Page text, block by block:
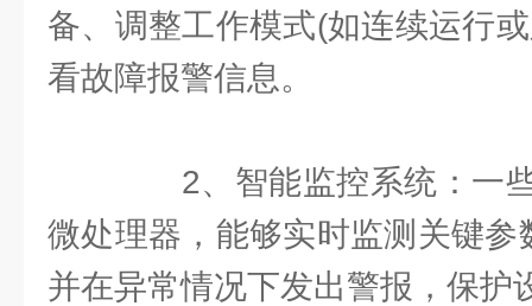
备、调整工作模式(如连续运行
看故障报警信息。
2、智能监控系统：一些
微处理器，能够实时监测关键
并在异常情况下发出警报，保护